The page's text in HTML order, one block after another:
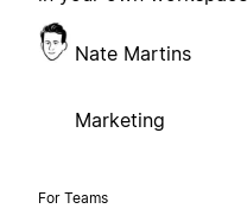
Nate Martins
Marketing
For Teams